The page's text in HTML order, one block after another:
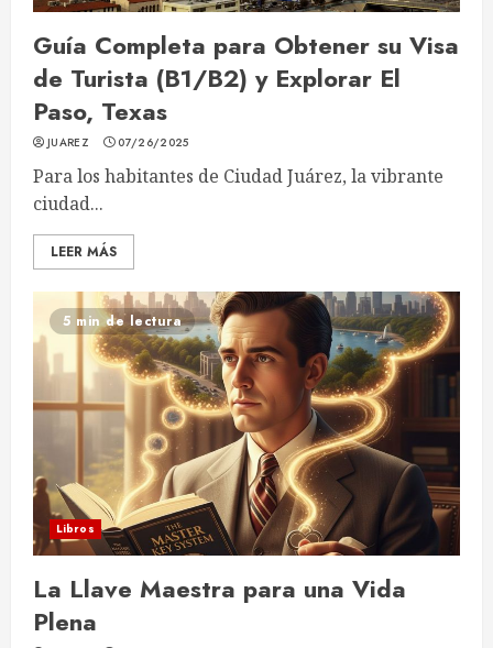
Guía Completa para Obtener su Visa
de Turista (B1/B2) y Explorar El
Paso, Texas
JUAREZ 07/26/2025
Para los habitantes de Ciudad Juárez, la vibrante
ciudad...
LEER MÁS
5 min de lectura
Libros
La Llave Maestra para una Vida
Plena